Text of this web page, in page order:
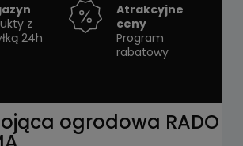
z
24h
Atrakcyjne
ceny
Program
rabatowy
ogrodowa RADO